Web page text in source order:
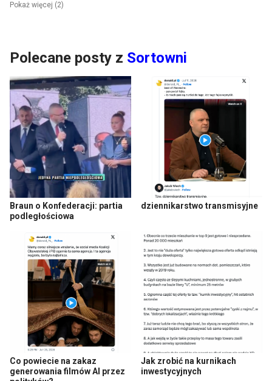
Pokaż więcej (2)
Polecane posty z Sortowni
Braun o Konfederacji: partia
podległościowa
dziennikarstwo transmisyjne
Co powiecie na zakaz
generowania filmów AI przez
Jak zrobić na kurnikach
inwestycyjnych